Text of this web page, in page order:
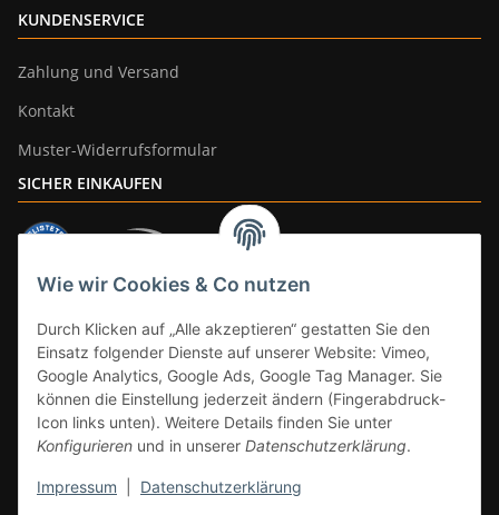
Wie wir Cookies & Co nutzen
Durch Klicken auf „Alle akzeptieren“ gestatten Sie den
Einsatz folgender Dienste auf unserer Website: Vimeo,
Google Analytics, Google Ads, Google Tag Manager. Sie
können die Einstellung jederzeit ändern (Fingerabdruck-
Icon links unten). Weitere Details finden Sie unter
Konfigurieren und in unserer Datenschutzerklärung.
Impressum Datenschutzerklärung
KUNDENSERVICE
Zahlung und Versand
Kontakt
Muster-Widerrufsformular
SICHER EINKAUFEN